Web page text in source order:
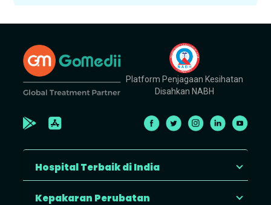
Platform Penjagaan Kesihatan
Disahkan NABH
Hospital Terbaik di India
Kepakaran Perubatan